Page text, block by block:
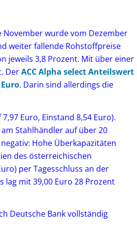
November wurde vom Dezember
weiter fallende Rohstoffpreise
jeweils 3,8 Prozent. Mit über einer
DerACC Alpha select Anteilswert
. Darin sind allerdings die
Euro, Einstand 8,54 Euro).
Stahlhändler auf über 20
Hohe Überkapazitäten
des österreichischen
per Tagesschluss an der
lag mit 39,00 Euro 28 Prozent
Deutsche Bank vollständig